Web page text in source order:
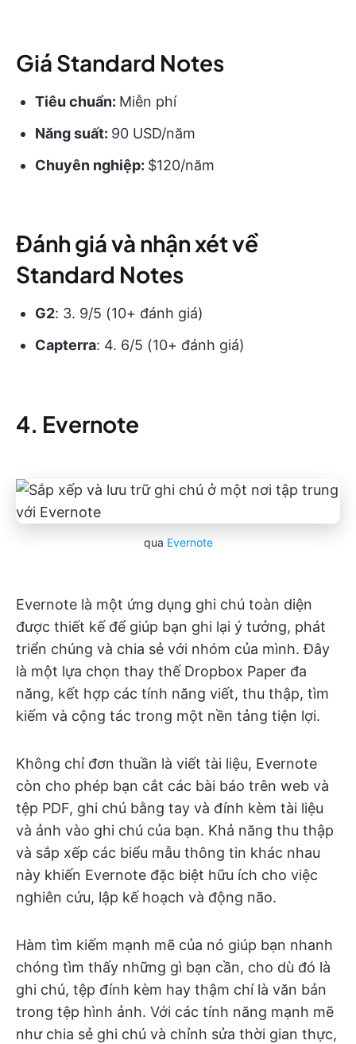
Giá Standard Notes
Tiêu chuẩn: Miễn phí
Năng suất: 90 USD/năm
Chuyên nghiệp: $120/năm
Đánh giá và nhận xét về
Standard Notes
G2: 3. 9/5 (10+ đánh giá)
Capterra: 4. 6/5 (10+ đánh giá)
4. Evernote
qua Evernote
Evernote là một ứng dụng ghi chú toàn diện
được thiết kế để giúp bạn ghi lại ý tưởng, phát
triển chúng và chia sẻ với nhóm của mình. Đây
là một lựa chọn thay thế Dropbox Paper đa
năng, kết hợp các tính năng viết, thu thập, tìm
kiếm và cộng tác trong một nền tảng tiện lợi.
Không chỉ đơn thuần là viết tài liệu, Evernote
còn cho phép bạn cắt các bài báo trên web và
tệp PDF, ghi chú bằng tay và đính kèm tài liệu
và ảnh vào ghi chú của bạn. Khả năng thu thập
và sắp xếp các biểu mẫu thông tin khác nhau
này khiến Evernote đặc biệt hữu ích cho việc
nghiên cứu, lập kế hoạch và động não.
Hàm tìm kiếm mạnh mẽ của nó giúp bạn nhanh
chóng tìm thấy những gì bạn cần, cho dù đó là
ghi chú, tệp đính kèm hay thậm chí là văn bản
trong tệp hình ảnh. Với các tính năng mạnh mẽ
như chia sẻ ghi chú và chỉnh sửa thời gian thực,